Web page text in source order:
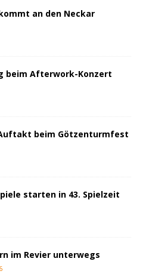
an den Neckar
beim Afterwork-Konzert
beim Götzenturmfest
starten in 43. Spielzeit
im Revier unterwegs